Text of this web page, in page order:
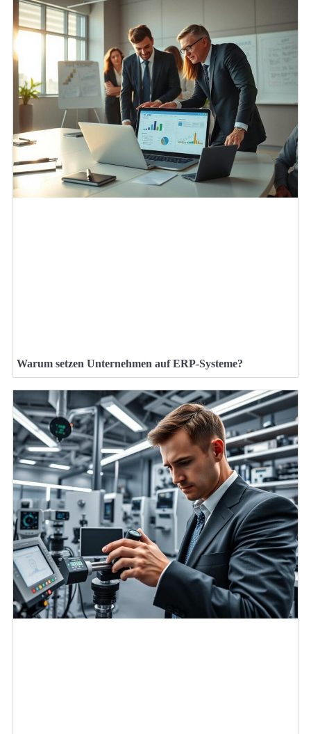
Warum setzen Unternehmen auf ERP-Systeme?